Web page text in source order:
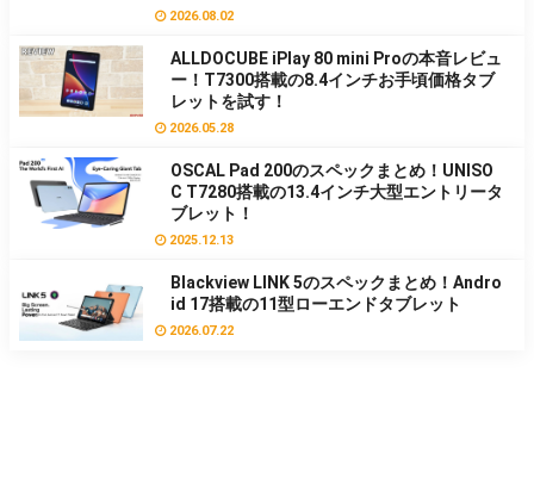
2026.08.02
ALLDOCUBE iPlay 80 mini Proの本音レビュ
ー！T7300搭載の8.4インチお手頃価格タブ
レットを試す！
2026.05.28
OSCAL Pad 200のスペックまとめ！UNISO
C T7280搭載の13.4インチ大型エントリータ
ブレット！
2025.12.13
Blackview LINK 5のスペックまとめ！Andro
id 17搭載の11型ローエンドタブレット
2026.07.22